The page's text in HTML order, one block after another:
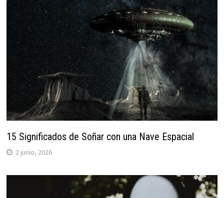
15 Significados de Soñar con una Nave Espacial
2 junio, 2026